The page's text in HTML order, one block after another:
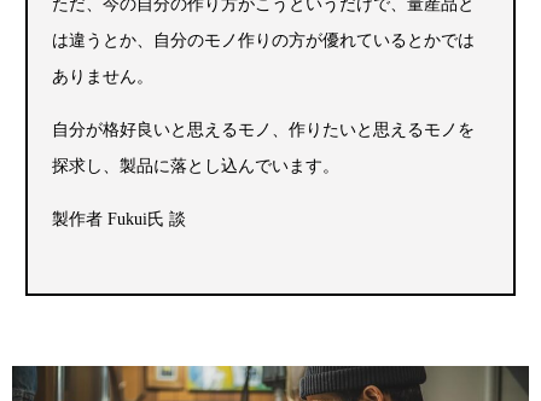
は違うとか、自分のモノ作りの方が優れているとかでは
ありません。
自分が格好良いと思えるモノ、作りたいと思えるモノを
探求し、製品に落とし込んでいます。
製作者 Fukui氏 談